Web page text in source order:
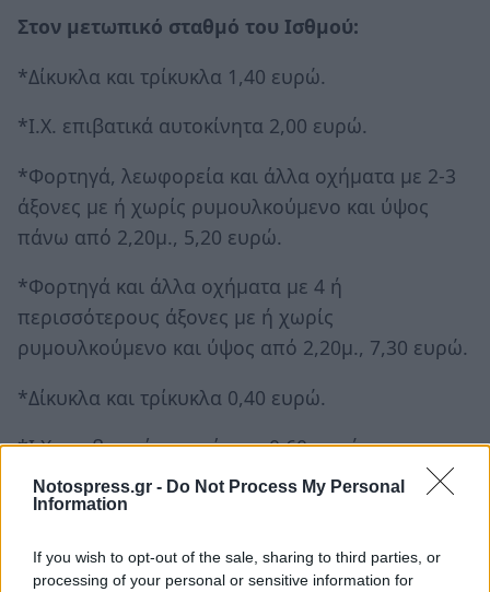
Notospress.gr - Do Not Process My Personal
Information
If you wish to opt-out of the sale, sharing to third parties, or
processing of your personal or sensitive information for
Στον μετωπικό σταθμό του Ισθμού:
*Δίκυκλα και τρίκυκλα 1,40 ευρώ.
*Ι.Χ. επιβατικά αυτοκίνητα 2,00 ευρώ.
*Φορτηγά, λεωφορεία και άλλα οχήματα με 2-3
άξονες με ή χωρίς ρυμουλκούμενο και ύψος
πάνω από 2,20μ., 5,20 ευρώ.
*Φορτηγά και άλλα οχήματα με 4 ή
περισσότερους άξονες με ή χωρίς
ρυμουλκούμενο και ύψος από 2,20μ., 7,30 ευρώ.
*Δίκυκλα και τρίκυκλα 0,40 ευρώ.
*Ι.Χ. επιβατικά αυτοκίνητα 0,60 ευρώ.
*Φορτηγά, λεωφορεία και άλλα οχήματα με 2-3
πάνω από 2,20μ., 1,50 ευρώ.